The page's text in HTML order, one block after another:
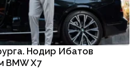
Нодир Ибатов
BMW X7